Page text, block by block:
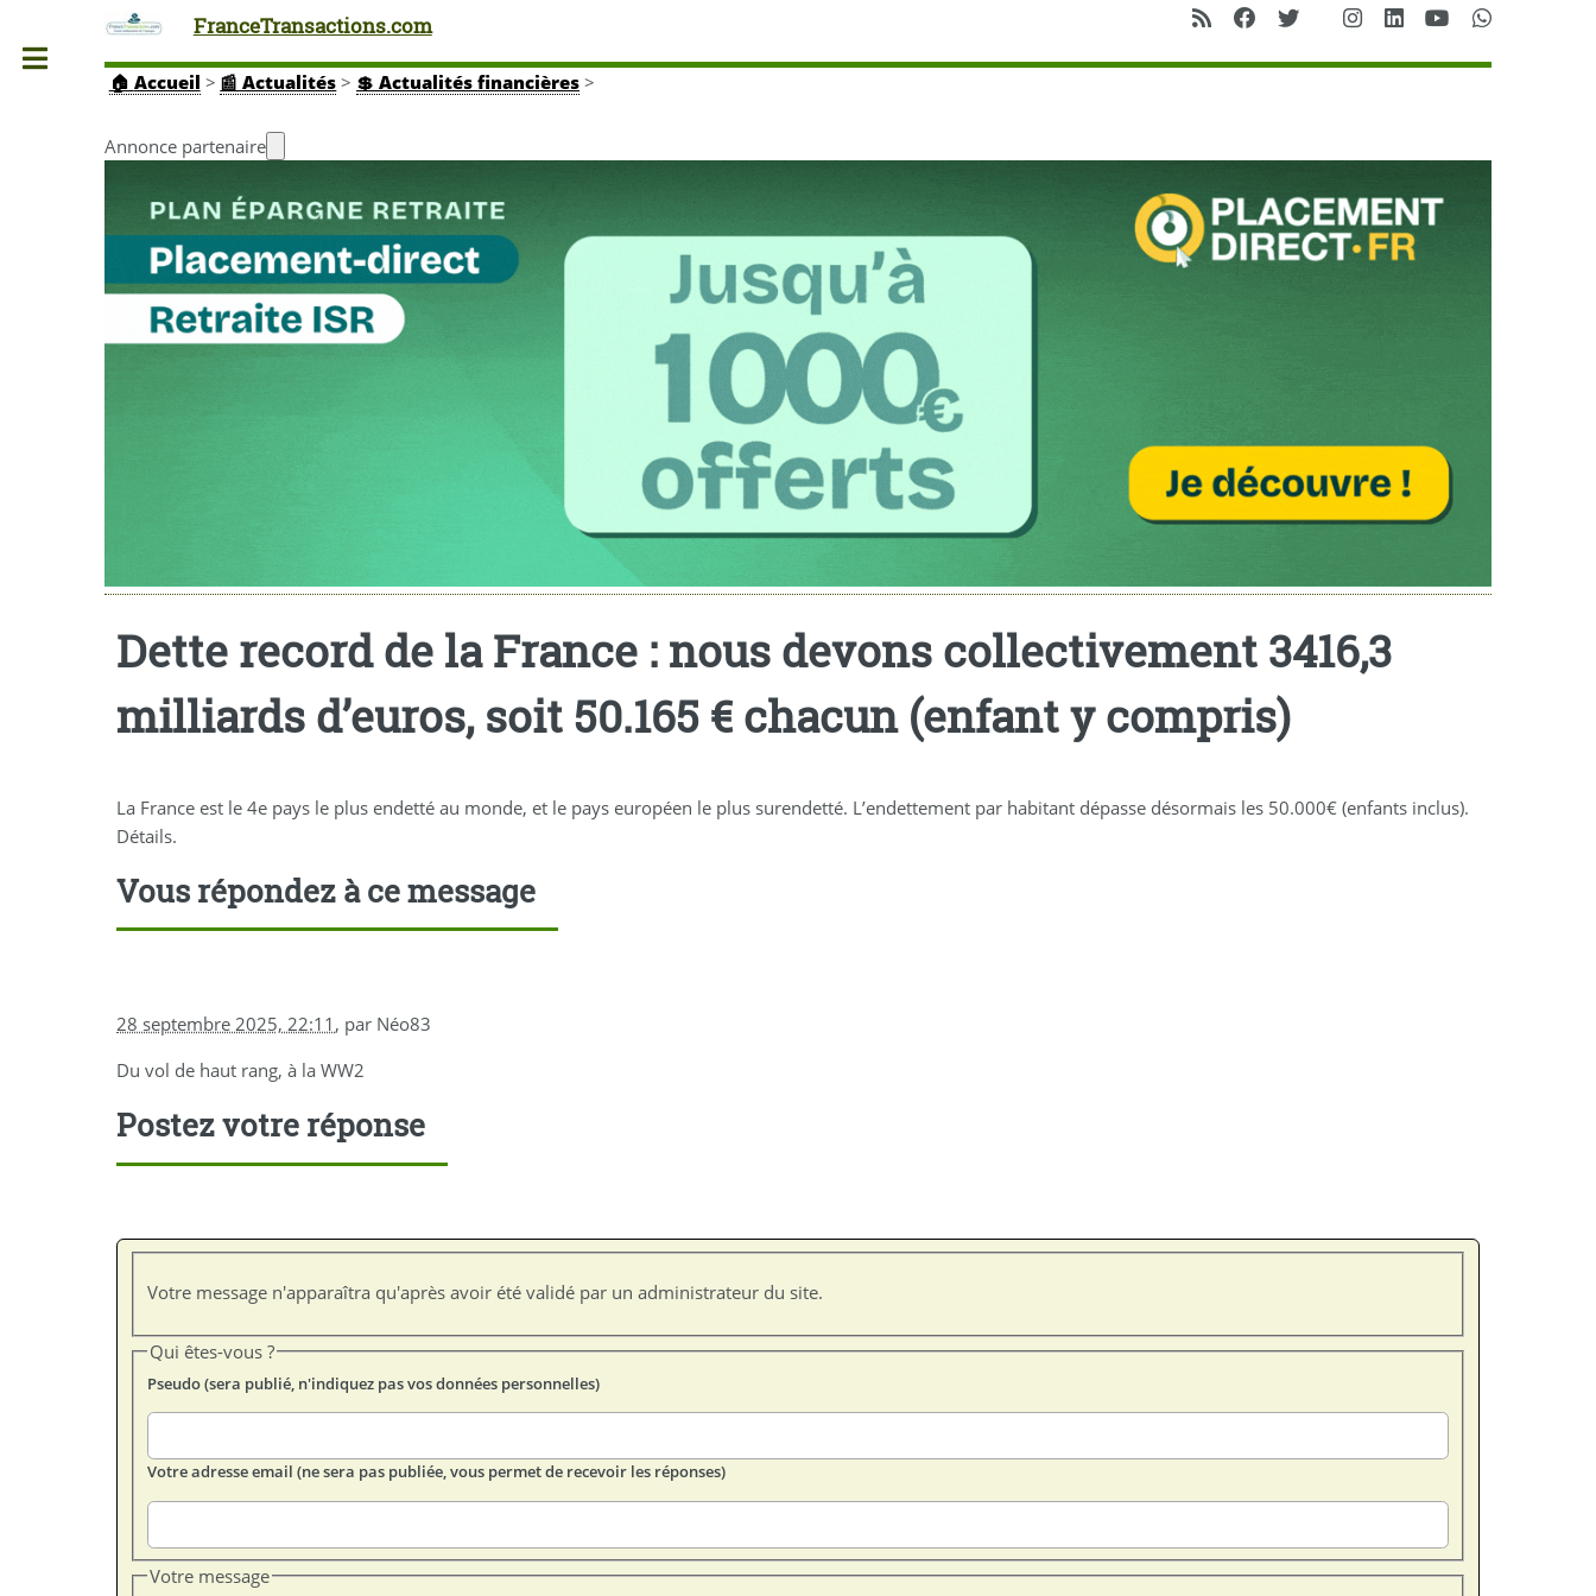
FranceTransactions.com
🏠 Accueil > 📰 Actualités > 💲 Actualités financières>
Annonce partenaire
Dette record de la France : nous devons collectivement 3416,3
milliards d’euros, soit 50.165 € chacun (enfant y compris)
La France est le 4e pays le plus endetté au monde, et le pays européen le plus surendetté. L’endettement par habitant dépasse désormais les 50.000€ (enfants inclus).
Détails.
Vous répondez à ce message
28 septembre 2025, 22:11 , par Néo83
Du vol de haut rang, à la WW2
Postez votre réponse
Votre message n'apparaîtra qu'après avoir été validé par un administrateur du site.
Qui êtes-vous ?
Pseudo (sera publié, n'indiquez pas vos données personnelles)
Votre adresse email (ne sera pas publiée, vous permet de recevoir les réponses)
Votre message
Toggle